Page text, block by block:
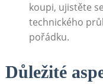
koupi, ujistěte
technického
pořádku.
Důležité